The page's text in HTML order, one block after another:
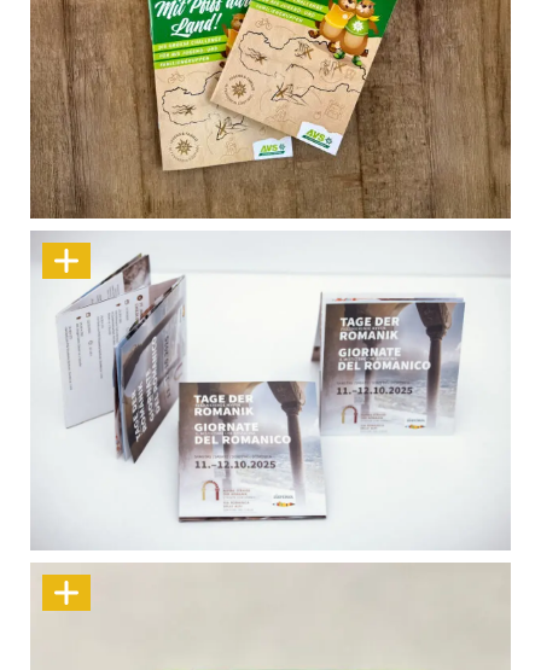
Mit Pfiff durchs Land!
Design für eine Reise in die Romanik